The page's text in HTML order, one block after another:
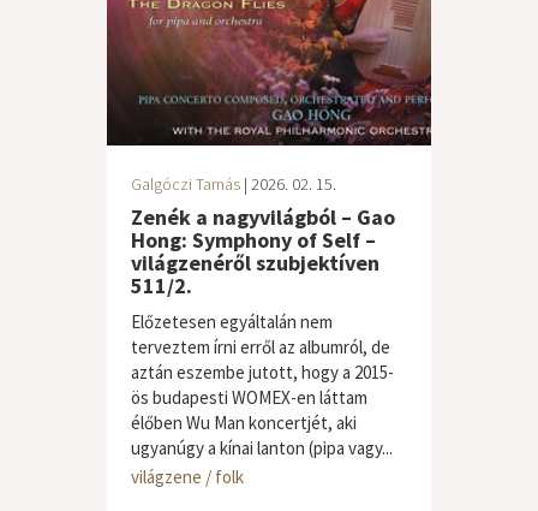
Galgóczi Tamás | 2026. 02. 15.
Zenék a nagyvilágból – Gao
Hong: Symphony of Self –
világzenéről szubjektíven
511/2.
Előzetesen egyáltalán nem
terveztem írni erről az albumról, de
aztán eszembe jutott, hogy a 2015-
ös budapesti WOMEX-en láttam
élőben Wu Man koncertjét, aki
ugyanúgy a kínai lanton (pipa vagy...
világzene / folk